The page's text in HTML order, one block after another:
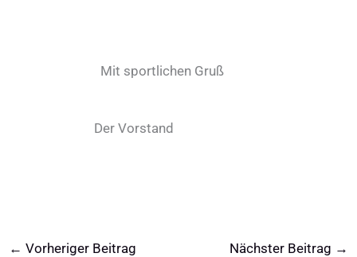
Mit sportlichen Gruß
Der Vorstand
← Vorheriger Beitrag Nächster Beitrag →